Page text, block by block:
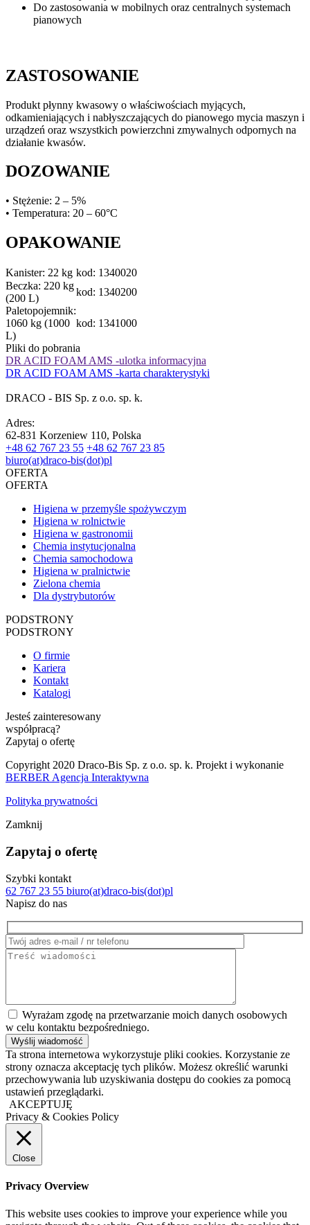
Do zastosowania w mobilnych oraz centralnych systemach
pianowych
ZASTOSOWANIE
Produkt płynny kwasowy o właściwościach myjących,
odkamieniających i nabłyszczających do pianowego mycia maszyn i
urządzeń oraz wszystkich powierzchni zmywalnych odpornych na
działanie kwasów.
DOZOWANIE
• Stężenie: 2 – 5%
• Temperatura: 20 – 60°C
OPAKOWANIE
Kanister: 22 kg kod: 1340020
Beczka: 220 kg
(200 L)
kod: 1340200
Paletopojemnik:
1060 kg (1000
L)
kod: 1341000
Pliki do pobrania
DR ACID FOAM AMS -ulotka informacyjna
DR ACID FOAM AMS -karta charakterystyki
DRACO - BIS Sp. z o.o. sp. k.
Adres:
62-831 Korzeniew 110, Polska
+48 62 767 23 55 +48 62 767 23 85
biuro(at)draco-bis(dot)pl
OFERTA
OFERTA
Higiena w przemyśle spożywczym
Higiena w rolnictwie
Higiena w gastronomii
Chemia instytucjonalna
Chemia samochodowa
Higiena w pralnictwie
Zielona chemia
Dla dystrybutorów
PODSTRONY
PODSTRONY
O firmie
Kariera
Kontakt
Katalogi
Jesteś zainteresowany
współpracą?
Zapytaj o ofertę
Copyright 2020 Draco-Bis Sp. z o.o. sp. k. Projekt i wykonanie
BERBER Agencja Interaktywna
Polityka prywatności
Zamknij
Zapytaj o ofertę
Szybki kontakt
62 767 23 55 biuro(at)draco-bis(dot)pl
Napisz do nas
Wyrażam zgodę na przetwarzanie moich danych osobowych
w celu kontaktu bezpośredniego.
Ta strona internetowa wykorzystuje pliki cookies. Korzystanie ze
strony oznacza akceptację tych plików. Możesz określić warunki
przechowywania lub uzyskiwania dostępu do cookies za pomocą
ustawień przeglądarki.
AKCEPTUJĘ
Privacy & Cookies Policy
Close
Privacy Overview
This website uses cookies to improve your experience while you